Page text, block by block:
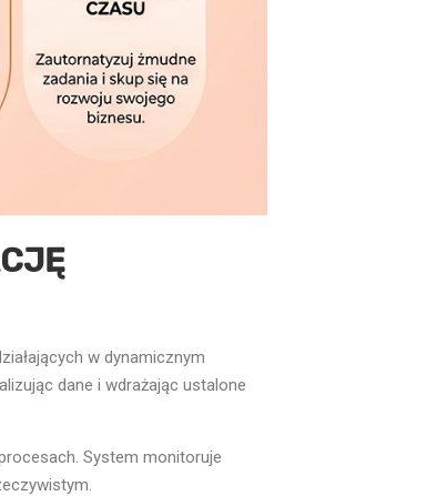
w dynamicznym
dane i wdrażając ustalone
System monitoruje